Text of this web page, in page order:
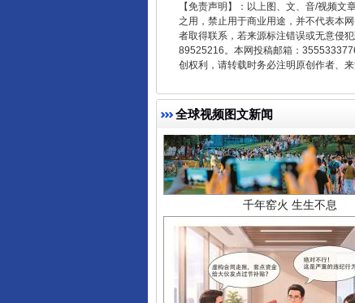
【免责声明】：以上图、文、音/视频
之用，禁止用于商业用途，并不代表本
者取得联系，若来源标注错误或无意侵
89525216。本网投稿邮箱：
创权利，请转载时务必注明原创作者、来
全球视频图文新闻千年窑火 生生不息